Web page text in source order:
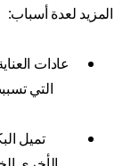
المزيد لعدة أسباب:
عادات
التي
تميل